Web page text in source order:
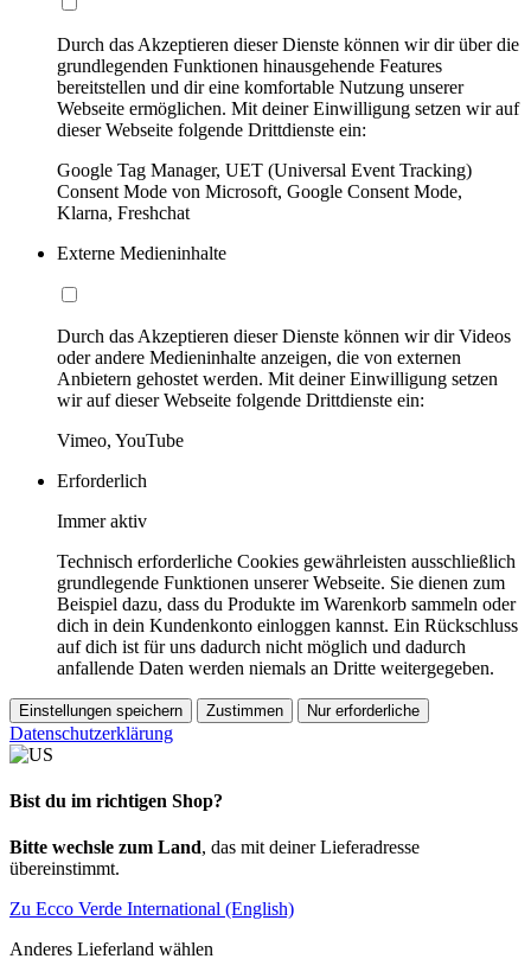
Durch das Akzeptieren dieser Dienste können wir dir über die
grundlegenden Funktionen hinausgehende Features
bereitstellen und dir eine komfortable Nutzung unserer
Webseite ermöglichen. Mit deiner Einwilligung setzen wir auf
dieser Webseite folgende Drittdienste ein:
Google Tag Manager, UET (Universal Event Tracking)
Consent Mode von Microsoft, Google Consent Mode,
Klarna, Freshchat
Externe Medieninhalte
Durch das Akzeptieren dieser Dienste können wir dir Videos
oder andere Medieninhalte anzeigen, die von externen
Anbietern gehostet werden. Mit deiner Einwilligung setzen
wir auf dieser Webseite folgende Drittdienste ein:
Vimeo, YouTube
Erforderlich
Immer aktiv
Technisch erforderliche Cookies gewährleisten ausschließlich
grundlegende Funktionen unserer Webseite. Sie dienen zum
Beispiel dazu, dass du Produkte im Warenkorb sammeln oder
dich in dein Kundenkonto einloggen kannst. Ein Rückschluss
auf dich ist für uns dadurch nicht möglich und dadurch
anfallende Daten werden niemals an Dritte weitergegeben.
Einstellungen speichern Zustimmen Nur erforderliche
Datenschutzerklärung
Bist du im richtigen Shop?
Bitte wechsle zum Land, das mit deiner Lieferadresse
übereinstimmt.
Zu Ecco Verde International (English)
Anderes Lieferland wählen